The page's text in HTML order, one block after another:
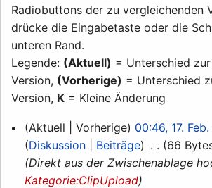
Radiobuttons der zu vergleichenden
drücke die Eingabetaste oder die
unteren Rand.
Legende: (Aktuell) = Unterschied
Version, (Vorherige) = Unterschied
Version, K = Kleine Änderung
17.
Februar
2017
Aktuell Vorherige 00:46, 17.
Diskussion
Beiträge 66
Direkt aus der Zwischenablage
Kategorie:ClipUpload